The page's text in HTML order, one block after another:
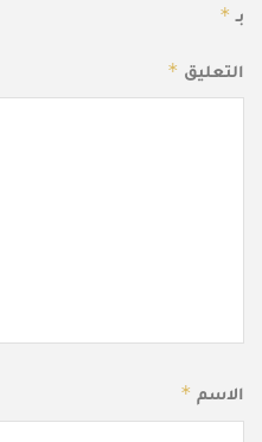
بـ *
التعليق *
الاسم *